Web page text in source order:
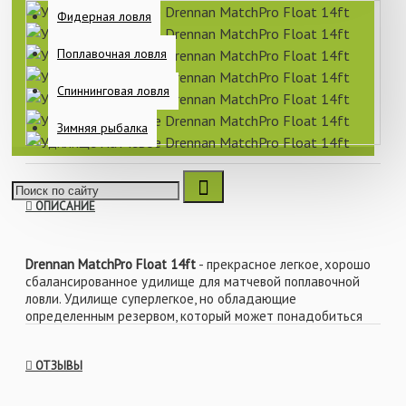
Фидерная ловля
Поплавочная ловля
Спиннинговая ловля
Зимняя рыбалка
ОПИСАНИЕ
Drennan MatchPro Float 14ft - прекрасное легкое, хорошо
сбалансированное удилище для матчевой поплавочной
ловли. Удилище суперлегкое, но обладающие
определенным резервом, который может понадобиться
умеренным течением. Идеальное оружие для матчевой
ОТЗЫВЫ